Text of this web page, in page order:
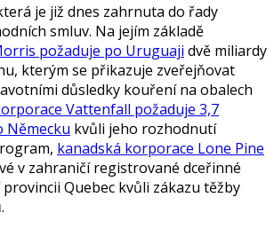
je již dnes zahrnuta do řady
smluv. Na jejím základě
požaduje po Uruguaji dvě miliardy
kterým se přikazuje zveřejňovat
důsledky kouření na obalech
Vattenfall požaduje 3,7
Německu kvůli jeho rozhodnutí
kanadská korporace Lone Pine
v zahraničí registrované dceřinné
Quebec kvůli zákazu těžby